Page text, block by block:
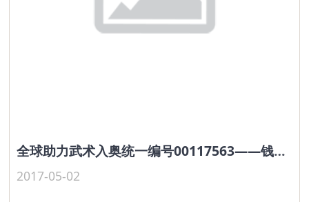
全球助力武术入奥统一编号00117563——钱顺杰
2017-05-02